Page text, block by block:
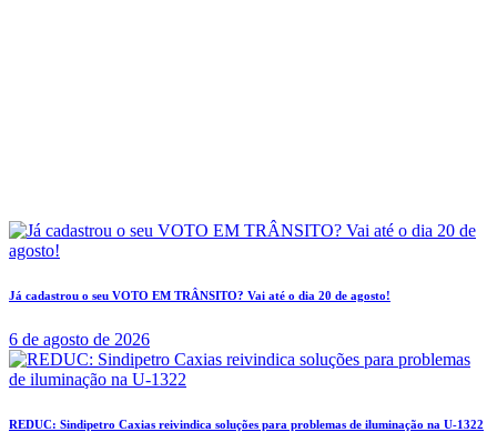
Já cadastrou o seu VOTO EM TRÂNSITO? Vai até o dia 20 de agosto!
6 de agosto de 2026
REDUC: Sindipetro Caxias reivindica soluções para problemas de iluminação na U-1322